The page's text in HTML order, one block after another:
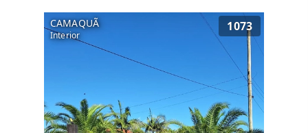
CAMAQUÃ
Interior
1073